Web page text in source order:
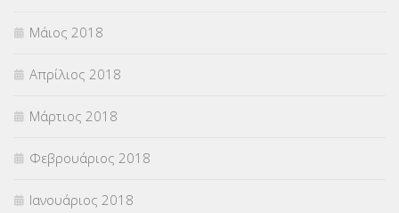
Μάιος 2018
Απρίλιος 2018
Μάρτιος 2018
Φεβρουάριος 2018
Ιανουάριος 2018